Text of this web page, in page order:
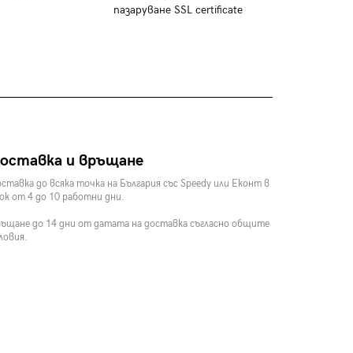
пазаруване SSL certificate
и връщане
до всяка точка на България със Speedy или Еконт в
от 4 до 10 работни дни.
до 14 дни от датата на доставка съгласно общите